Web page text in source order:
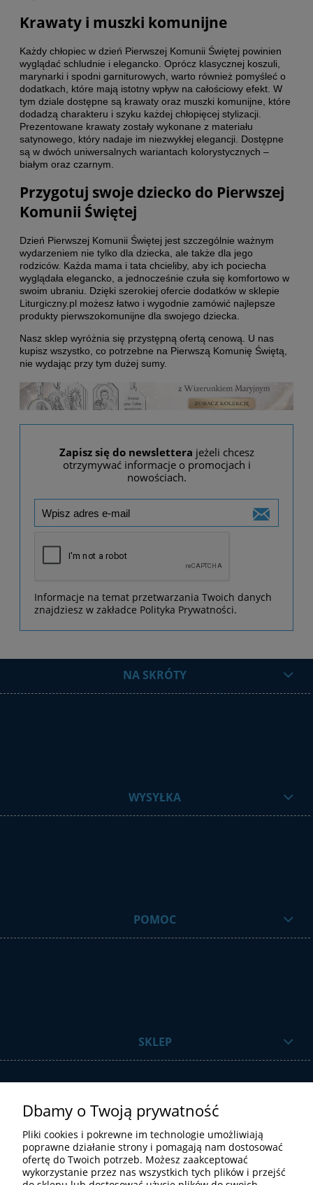
Krawaty i muszki komunijne
Każdy chłopiec w dzień Pierwszej Komunii Świętej powinien
wyglądać schludnie i elegancko. Oprócz klasycznej koszuli,
marynarki i spodni garniturowych, warto również pomyśleć o
dodatkach, które mają istotny wpływ na całościowy efekt. W
tym dziale dostępne są krawaty oraz muszki komunijne, które
dodadzą charakteru i szyku każdej chłopięcej stylizacji.
Prezentowane krawaty zostały wykonane z materiału
satynowego, który nadaje im niezwykłej elegancji. Dostępne
są w dwóch uniwersalnych wariantach kolorystycznych –
białym oraz czarnym.
Przygotuj swoje dziecko do Pierwszej
Komunii Świętej
Dzień Pierwszej Komunii Świętej jest szczególnie ważnym
wydarzeniem nie tylko dla dziecka, ale także dla jego
rodziców. Każda mama i tata chcieliby, aby ich pociecha
wyglądała elegancko, a jednocześnie czuła się komfortowo w
swoim ubraniu. Dzięki szerokiej ofercie dodatków w sklepie
Liturgiczny.pl możesz łatwo i wygodnie zamówić najlepsze
produkty pierwszokomunijne dla swojego dziecka.
Nasz sklep wyróżnia się przystępną ofertą cenową. U nas
kupisz wszystko, co potrzebne na Pierwszą Komunię Świętą,
nie wydając przy tym dużej sumy.
Zapisz się do newslettera jeżeli chcesz
otrzymywać informacje o promocjach i
nowościach.
Informacje na temat przetwarzania Twoich danych
znajdziesz w zakładce Polityka Prywatności.
NA SKRÓTY
WYSYŁKA
POMOC
SKLEP
STREFA UŻYTKOWNIKA
Dbamy o Twoją prywatność
Pliki cookies i pokrewne im technologie umożliwiają
poprawne działanie strony i pomagają nam dostosować
ofertę do Twoich potrzeb. Możesz zaakceptować
wykorzystanie przez nas wszystkich tych plików i przejść